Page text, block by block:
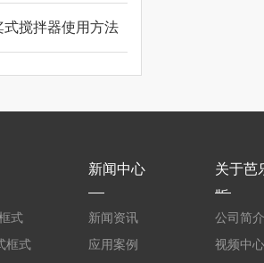
式搅拌器使用方法
式
框式
新闻中心
新闻资讯
应用案例
关于芭
版
公司简介
视频中心